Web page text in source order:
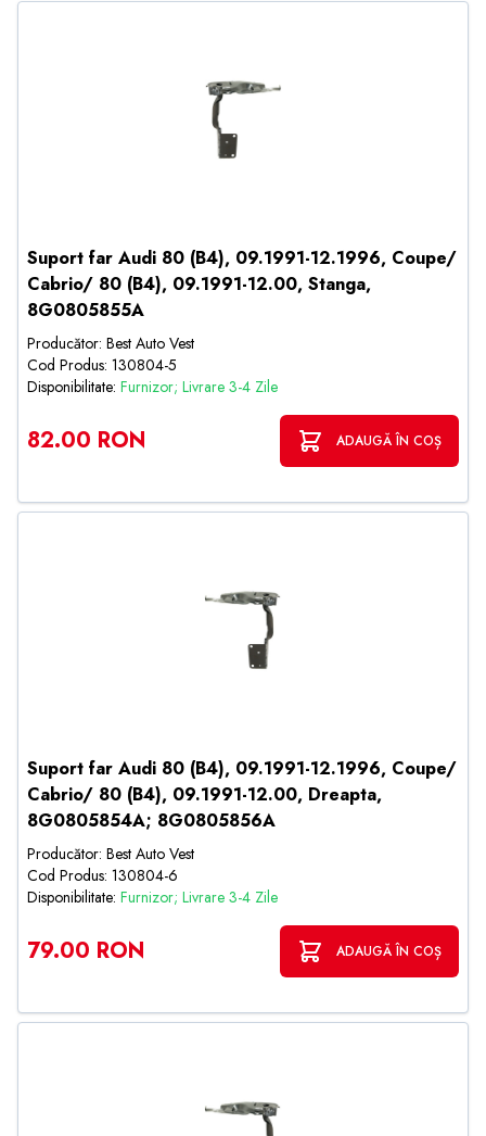
Suport far Audi 80 (B4), 09.1991-12.1996, Coupe/
Cabrio/ 80 (B4), 09.1991-12.00, Stanga,
8G0805855A
Producător: Best Auto Vest
Cod Produs: 130804-5
Disponibilitate: Furnizor; Livrare 3-4 Zile
82.00 RON ADAUGĂ ÎN COȘ
Suport far Audi 80 (B4), 09.1991-12.1996, Coupe/
Cabrio/ 80 (B4), 09.1991-12.00, Dreapta,
8G0805854A; 8G0805856A
Producător: Best Auto Vest
Cod Produs: 130804-6
Disponibilitate: Furnizor; Livrare 3-4 Zile
79.00 RON ADAUGĂ ÎN COȘ